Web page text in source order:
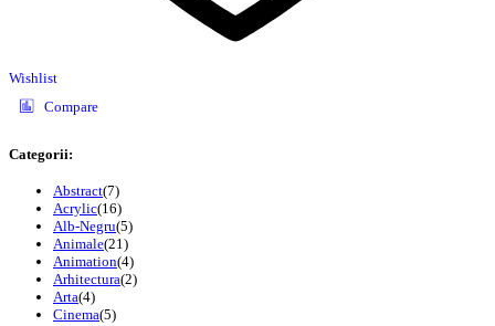
Wishlist
Compare
Categorii:
Abstract(7)
Acrylic(16)
Alb-Negru(5)
Animale(21)
Animation(4)
Arhitectura(2)
Arta(4)
Cinema(5)